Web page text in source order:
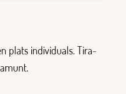
plats individuals. Tira-